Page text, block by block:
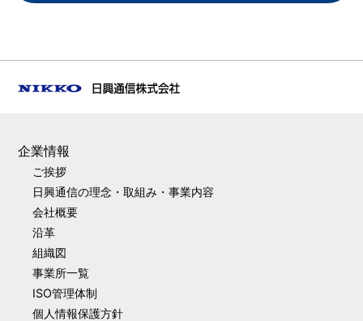
企業情報
ご挨拶
日興通信の理念・取組み・事業内容
会社概要
沿革
組織図
事業所一覧
ISO管理体制
個人情報保護方針